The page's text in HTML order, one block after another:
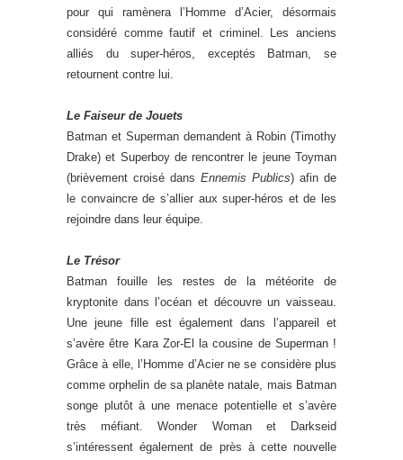
pour qui ramènera l’Homme d’Acier, désormais
considéré comme fautif et criminel. Les anciens
alliés du super-héros, exceptés Batman, se
retournent contre lui.
Le Faiseur de Jouets
Batman et Superman demandent à Robin (Timothy
Drake) et Superboy de rencontrer le jeune Toyman
(brièvement croisé dans Ennemis Publics) afin de
le convaincre de s’allier aux super-héros et de les
rejoindre dans leur équipe.
Le Trésor
Batman fouille les restes de la météorite de
kryptonite dans l’océan et découvre un vaisseau.
Une jeune fille est également dans l’appareil et
s’avère être Kara Zor-El la cousine de Superman !
Grâce à elle, l’Homme d’Acier ne se considère plus
comme orphelin de sa planète natale, mais Batman
songe plutôt à une menace potentielle et s’avère
très méfiant. Wonder Woman et Darkseid
s’intéressent également de près à cette nouvelle